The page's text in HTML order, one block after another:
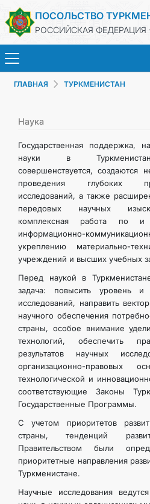
ПОСОЛЬСТВО
РОССИЙСКАЯ ФЕДЕРАЦИЯ
ГЛАВНАЯ
ВИЗА
КОНТАКТНЫЕ
ГЛАВНАЯ ТУРКМЕНИСТАН
Наука
Государственная поддержка,
науки в
совершенствуется, создаются
проведения глубоких
исследований, а также
передовых научных
комплексная работа по и
информационно-
укреплению материально-
учреждений и высших учебных
Перед наукой в
задача: повысить уровень и
исследований, направить
научного обеспечения
страны, особое внимание
технологий, обеспечить
результатов научных
организационно-правовых
технологической и
соответствующие Законы
Государственные Программы.
С учетом приоритетов
страны, тенденций
Правительством были
приоритетные направления
Туркменистане.
Научные исследования